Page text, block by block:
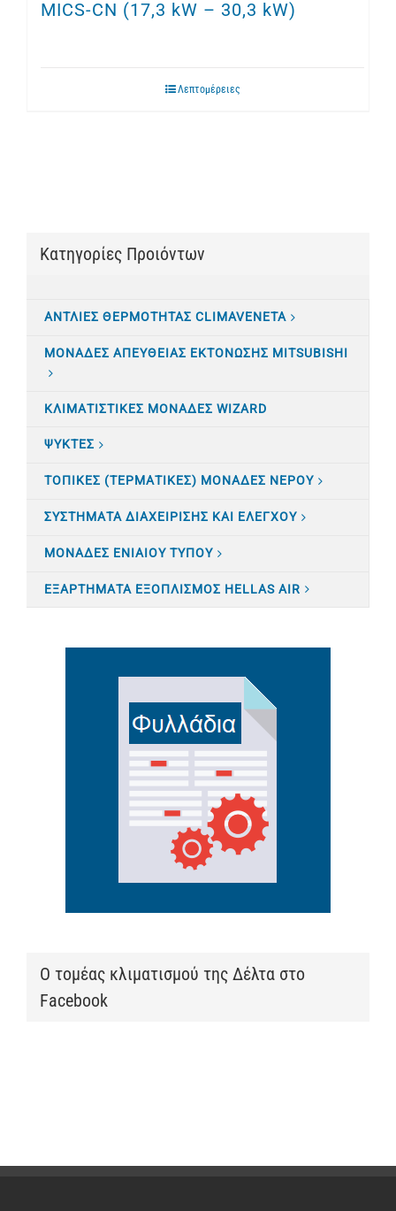
MICS-CN (17,3 kW – 30,3 kW)
Λεπτομέρειες
Κατηγορίες Προιόντων
ΑΝΤΛΙΕΣ ΘΕΡΜΟΤΗΤΑΣ CLIMAVENETA
ΜΟΝΑΔΕΣ ΑΠΕΥΘΕΙΑΣ ΕΚΤΟΝΩΣΗΣ MITSUBISHI
ΚΛΙΜΑΤΙΣTΙΚΕΣ ΜΟΝΑΔΕΣ WIZARD
ΨΥΚΤΕΣ
ΤΟΠΙΚΕΣ (ΤΕΡΜΑΤΙΚΕΣ) ΜΟΝΑΔΕΣ ΝΕΡΟΥ
ΣΥΣΤΗΜΑΤΑ ΔΙΑΧΕΙΡΙΣΗΣ ΚΑΙ ΕΛΕΓΧΟΥ
ΜΟΝΑΔΕΣ ΕΝΙΑΙΟΥ ΤΥΠΟΥ
ΕΞΑΡΤΗΜΑΤΑ ΕΞΟΠΛΙΣΜΟΣ HELLAS AIR
Ο τομέας κλιματισμού της Δέλτα στο
Facebook